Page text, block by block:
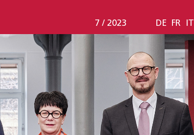
7 / 2023 DE FR IT